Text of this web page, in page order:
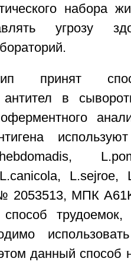
набора
угрозу
принят
антител в
L.sejroe,
2053513, МПК
трудоемок,
данный способ